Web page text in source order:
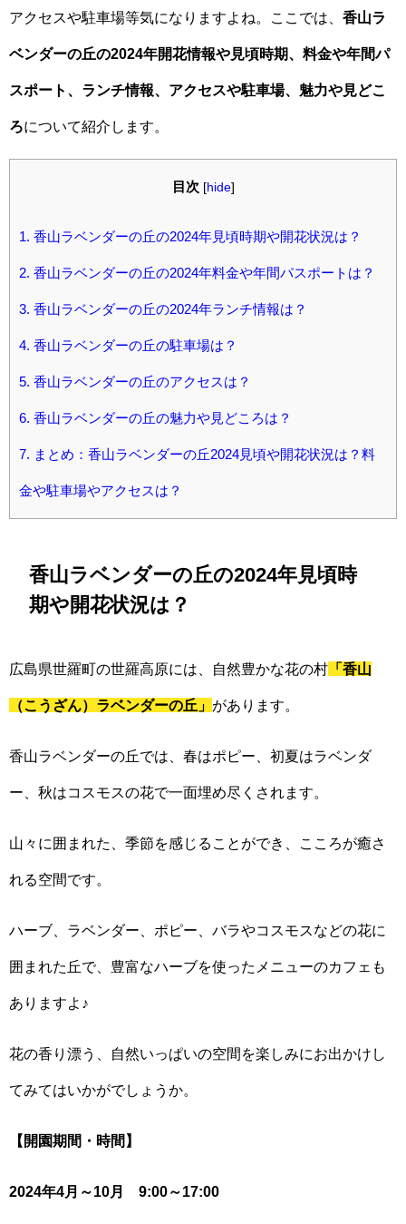
アクセスや駐車場等気になりますよね。ここでは、 香山ラ
ベンダーの丘の2024年開花情報や見頃時期、料金や年間パ
スポート、ランチ情報、アクセスや駐車場、魅力や見どこ
ろについて紹介します。
目次 [hide]
1. 香山ラベンダーの丘の2024年見頃時期や開花状況は？
2. 香山ラベンダーの丘の2024年料金や年間パスポートは？
3. 香山ラベンダーの丘の2024年ランチ情報は？
4. 香山ラベンダーの丘の駐車場は？
5. 香山ラベンダーの丘のアクセスは？
6. 香山ラベンダーの丘の魅力や見どころは？
7. まとめ：香山ラベンダーの丘2024見頃や開花状況は？料
金や駐車場やアクセスは？
香山ラベンダーの丘の2024年見頃時
期や開花状況は？
広島県世羅町の世羅高原には、自然豊かな花の村 「香山
（こうざん）ラベンダーの丘」 があります。
香山ラベンダーの丘では、春はポピー、初夏はラベンダ
ー、秋はコスモスの花で一面埋め尽くされます。
山々に囲まれた、季節を感じることができ、こころが癒さ
れる空間です。
ハーブ、ラベンダー、ポピー、バラやコスモスなどの花に
囲まれた丘で、豊富なハーブを使ったメニューのカフェも
ありますよ♪
花の香り漂う、自然いっぱいの空間を楽しみにお出かけし
てみてはいかがでしょうか。
【開園期間・時間】
2024年4月～10月 9:00～17:00